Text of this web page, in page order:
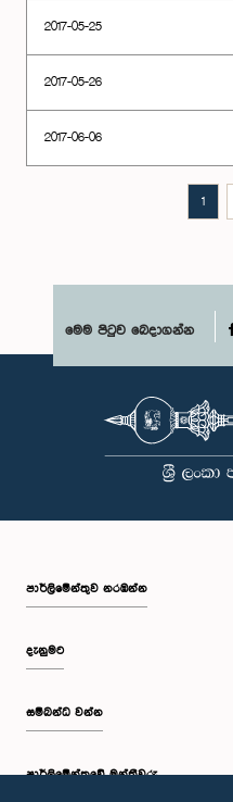
2017-05-25
2017-05-26
2017-06-06
1
මෙම පිටුව බෙදාගන්න
පාර්ලි‌මේන්තුව නරඹන්න
දැනුමට
සම්බන්ධ වන්න
පාර්ලි‌මේන්තුවේ මන්ත්‍රීවරු